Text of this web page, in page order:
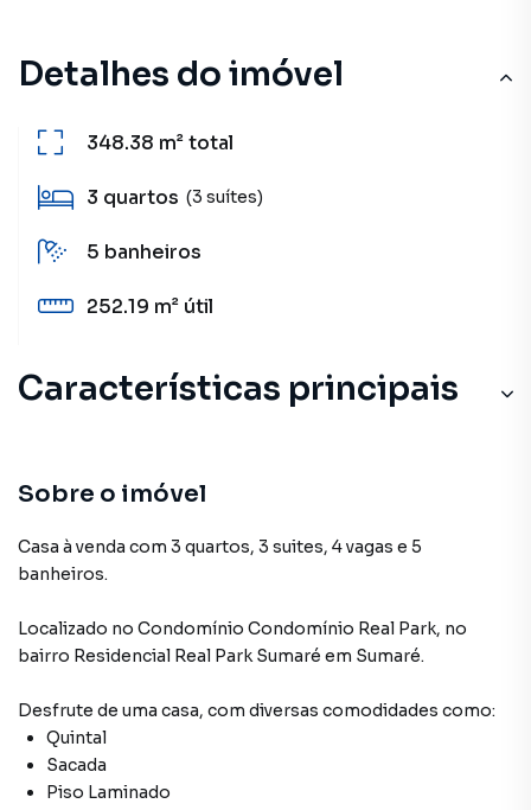
Detalhes do imóvel
348.38 m²total
3 quartos (3 suítes)
5 banheiros
252.19 m² útil
Características principais
Sobre o imóvel
Casa à venda com 3 quartos, 3 suites, 4 vagas e 5
banheiros.
Localizado no Condomínio Condomínio Real Park, no
bairro Residencial Real Park Sumaré em Sumaré.
Desfrute de uma casa, com diversas comodidades como:
Quintal
Sacada
Piso Laminado